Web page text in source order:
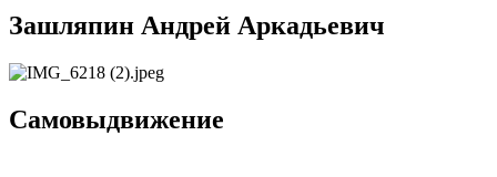
Зашляпин Андрей Аркадьевич
Самовыдвижение